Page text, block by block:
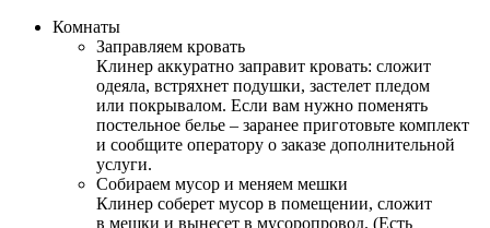
Комнаты
Заправляем кровать
Клинер аккуратно заправит кровать: сложит
одеяла, встряхнет подушки, застелет пледом
или покрывалом. Если вам нужно поменять
постельное белье – заранее приготовьте комплект
и сообщите оператору о заказе дополнительной
услуги.
Собираем мусор и меняем мешки
Клинер соберет мусор в помещении, сложит
в мешки и вынесет в мусоропровод. (Есть